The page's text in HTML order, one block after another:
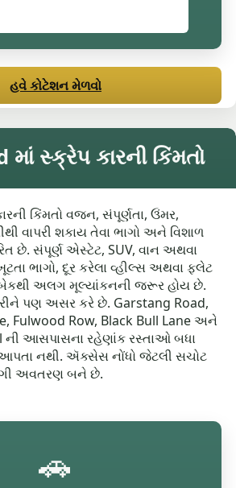
હવે કોટેશન મેળવો
સ્ક્રેપ કારની કિંમતો
કિંમતો વજન, સંપૂર્ણતા, ઉંમર,
વાપરી શકાય તેવા ભાગો અને વિશાળ
છે. સંપૂર્ણ એસ્ટેટ, SUV, વાન અથવા
ભાગો, દૂર કરેલા વ્હીલ્સ અથવા ફ્લેટ
અલગ મૂલ્યાંકનની જરૂર હોય છે.
પણ અસર કરે છે. Garstang Road,
Fulwood Row, Black Bull Lane અને
ની આસપાસના રહેણાંક રસ્તાઓ બધા
નથી. ઍક્સેસ નોંધો જેટલી સચોટ
અવતરણ બને છે.
🚗